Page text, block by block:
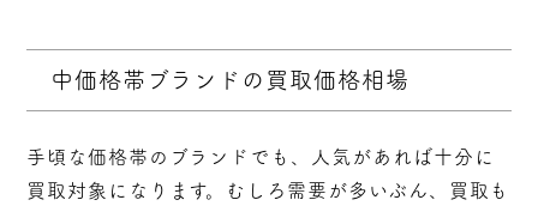
中価格帯ブランドの買取価格相場
手頃な価格帯のブランドでも、人気があれば十分に
買取対象になります。むしろ需要が多いぶん、買取も